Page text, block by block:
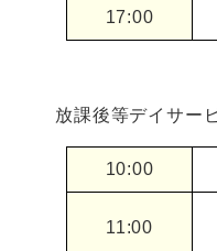
17:00
放課後等デイサー
10:00
11:00